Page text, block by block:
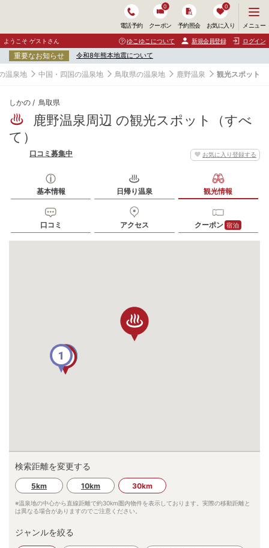
電話予約 クーポン
0
予約照会 お気に入り
0
ニ
ュ
ー
開
く
メニュー
ようこそ ゲストさん ゆこゆこについて 新規会員登録 ログイン
重要なお知らせ 令和8年熊本地震について
温泉地 中国・四国の温泉地 鳥取県の温泉地 鹿野温泉 観光スポット
しかの 鳥取県
鹿野温泉周辺 の観光スポット（すべ
て）
お気に入り登録する
口コミ募集中
基本情報 日帰り温泉 観光情報
口コミ アクセス クーポン 宿泊
1
10
検索距離を変更する
5km 10km 30km
※温泉地の中心から直線距離で約30km圏内物件を表示しております。実際の移動距離と
は異なる場合がありますのでご注意ください。
ジャンルを絞る